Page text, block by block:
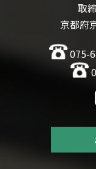
取
京都府
075-